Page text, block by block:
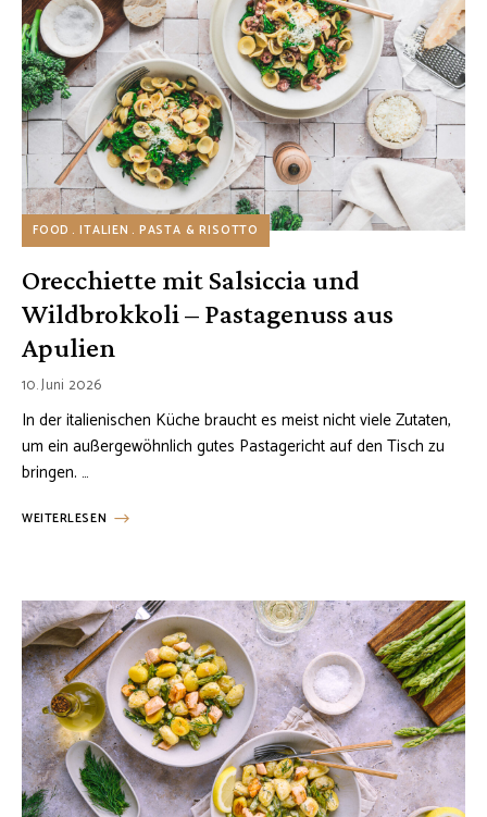
FOOD ITALIEN PASTA & RISOTTO
Orecchiette mit Salsiccia und
Wildbrokkoli – Pastagenuss aus
Apulien
10. Juni 2026
In der italienischen Küche braucht es meist nicht viele Zutaten,
um ein außergewöhnlich gutes Pastagericht auf den Tisch zu
bringen. …
WEITERLESEN